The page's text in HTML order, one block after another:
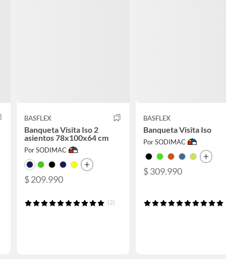
BASFLEX
Banqueta Visita Iso 2
asientos 78x100x64 cm
Por SODIMAC
$ 209.990
(2)
BASFLEX
Banqueta Visita Iso
Por SODIMAC
$ 309.990